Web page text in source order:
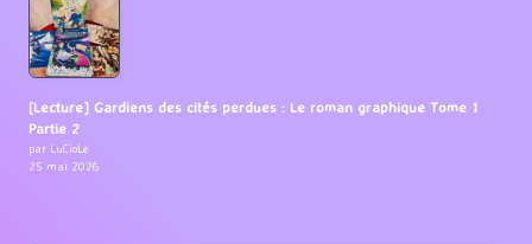
[Lecture] Gardiens des cités perdues : Le roman graphique Tome 1
Partie 2
par LuCioLe
25 mai 2026